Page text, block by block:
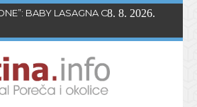
BABY LASAGNA OBJAVIO NOVI
8. 8. 2026.